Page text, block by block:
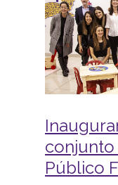
conjunto
Público